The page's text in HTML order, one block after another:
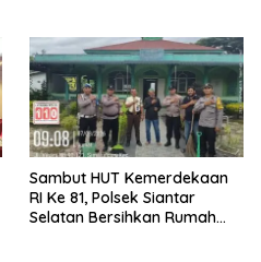
Sambut HUT Kemerdekaan
RI Ke 81, Polsek Siantar
Selatan Bersihkan Rumah